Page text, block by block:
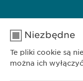
01-192
Telefon: +48
info@
Niezbędne
Te pliki cookie są
można ich